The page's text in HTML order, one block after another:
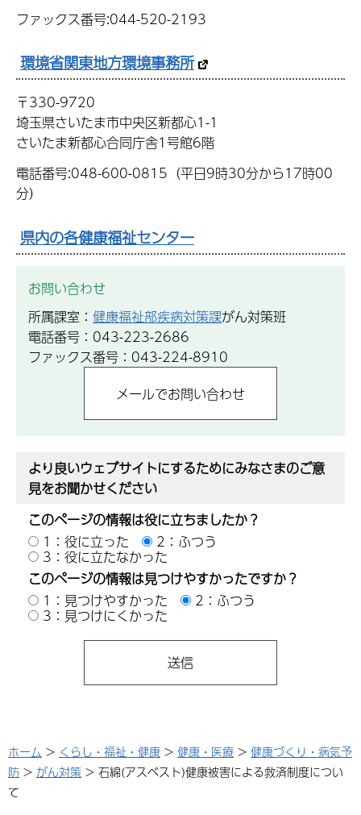
ファックス番号:044-520-2193
環境省関東地方環境事務所
〒330-9720
埼玉県さいたま市中央区新都心1-1
さいたま新都心合同庁舎1号館6階
電話番号:048-600-0815（平日9時30分から17時00
分）
県内の各健康福祉センター
お問い合わせ
所属課室： 健康福祉部疾病対策課がん対策班
電話番号：043-223-2686
ファックス番号：043-224-8910
より良いウェブサイトにするためにみなさまのご意
見をお聞かせください
このページの情報は役に立ちましたか？
1：役に立った
2：ふつう
3：役に立たなかった
このページの情報は見つけやすかったですか？
1：見つけやすかった
2：ふつう
3：見つけにくかった
ホーム > くらし・福祉・健康 > 健康・医療 > 健康づくり・病気予
防 > がん対策 > 石綿(アスベスト)健康被害による救済制度につい
て